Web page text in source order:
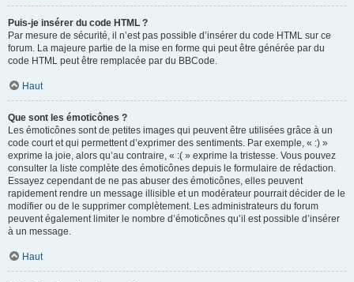
Puis-je insérer du code HTML ?
Par mesure de sécurité, il n’est pas possible d’insérer du code HTML sur ce
forum. La majeure partie de la mise en forme qui peut être générée par du
code HTML peut être remplacée par du BBCode.
Haut
Que sont les émoticônes ?
Les émoticônes sont de petites images qui peuvent être utilisées grâce à un
code court et qui permettent d’exprimer des sentiments. Par exemple, « :) »
exprime la joie, alors qu’au contraire, « :( » exprime la tristesse. Vous pouvez
consulter la liste complète des émoticônes depuis le formulaire de rédaction.
Essayez cependant de ne pas abuser des émoticônes, elles peuvent
rapidement rendre un message illisible et un modérateur pourrait décider de le
modifier ou de le supprimer complètement. Les administrateurs du forum
peuvent également limiter le nombre d’émoticônes qu’il est possible d’insérer
à un message.
Haut